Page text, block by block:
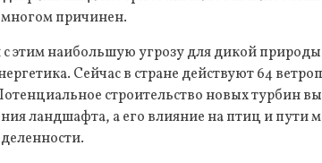
причинен.
с этим наибольшую угрозу для дикой
Сейчас в стране действуют 64
строительство новых турбин
ландшафта, а его влияние на птиц и